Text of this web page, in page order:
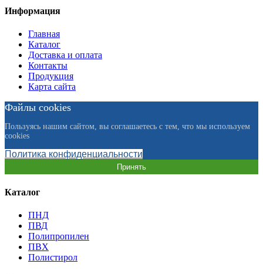
Информация
Главная
Каталог
Доставка и оплата
Контакты
Продукция
Карта сайта
Файлы cookies
Пользуясь нашим сайтом, вы соглашаетесь с тем, что мы используем
cookies
Политика конфиденциальности
Принять
Каталог
ПНД
ПВД
Полипропилен
ПВХ
Полистирол